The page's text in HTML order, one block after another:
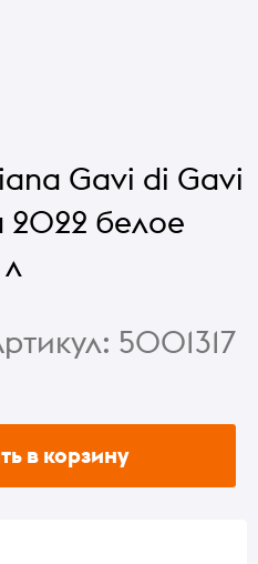
Gavi di Gavi
2022 белое
5001317
в корзину